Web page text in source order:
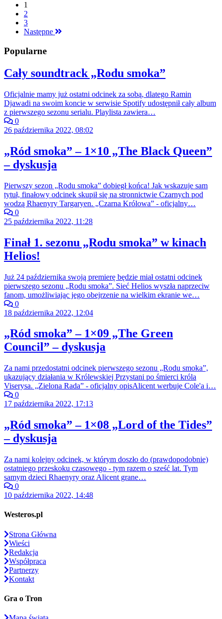
1
2
3
Następne
Popularne
Cały soundtrack „Rodu smoka”
Oficjalnie mamy już ostatni odcinek za sobą, dlatego Ramin
Djawadi na swoim koncie w serwisie Spotify udostępnił cały album
z pierwszego sezonu serialu. Playlista zawiera…
0
26 października 2022, 08:02
„Ród smoka” – 1×10 „The Black Queen”
– dyskusja
Pierwszy sezon „Rodu smoka” dobiegł końca! Jak wskazuje sam
tytuł, finałowy odcinek skupił się na stronnictwie Czarnych pod
wodzą Rhaenyry Targaryen. „Czarna Królowa” - oficjalny…
0
25 października 2022, 11:28
Finał 1. sezonu „Rodu smoka” w kinach
Helios!
Już 24 października swoją premierę będzie miał ostatni odcinek
pierwszego sezonu „Rodu smoka”. Sieć Helios wyszła naprzeciw
fanom, umożliwiając jego obejrzenie na wielkim ekranie we…
0
18 października 2022, 12:04
„Ród smoka” – 1×09 „The Green
Council” – dyskusja
Za nami przedostatni odcinek pierwszego sezonu „Rodu smoka”,
ukazujący działania w Królewskiej Przystani po śmierci króla
Viserysa. „Zielona Rada” - oficjalny opisAlicent werbuje Cole'a i…
0
17 października 2022, 17:13
„Ród smoka” – 1×08 „Lord of the Tides”
– dyskusja
Za nami kolejny odcinek, w którym doszło do (prawdopodobnie)
ostatniego przeskoku czasowego - tym razem o sześć lat. Tym
samym dzieci Rhaenyry oraz Alicent grane…
0
10 października 2022, 14:48
Westeros.pl
Strona Główna
Wieści
Redakcja
Współpraca
Partnerzy
Kontakt
Gra o Tron